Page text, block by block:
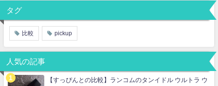
タグ
比較 pickup
人気の記事
【すっぴんとの比較】ランコムのタンイドル ウルトラ ウ